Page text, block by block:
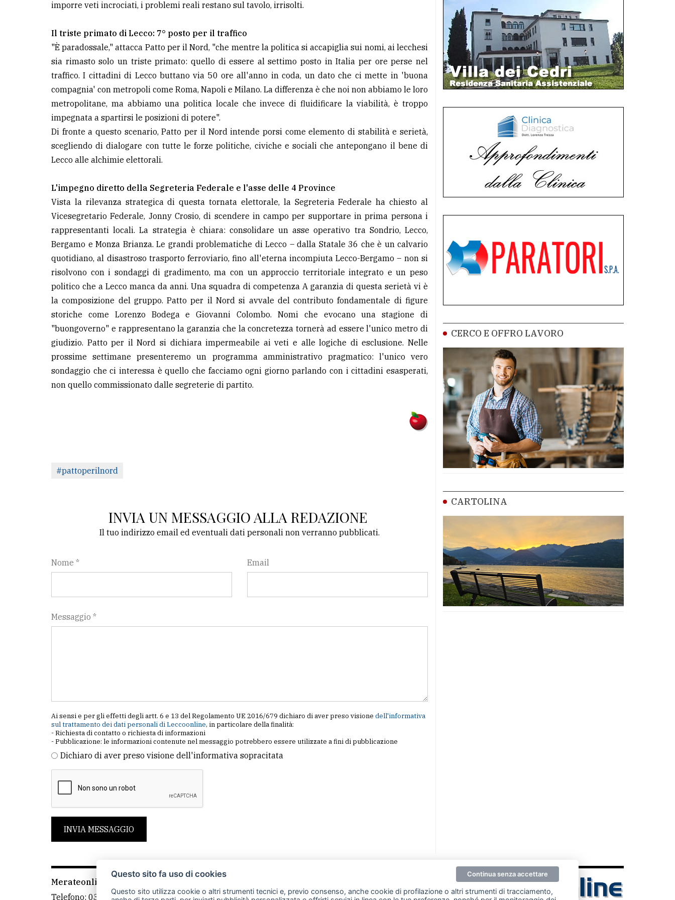
imporre veti incrociati, i problemi reali restano sul tavolo, irrisolti.
Il triste primato di Lecco: 7° posto per il traffico
"È paradossale," attacca Patto per il Nord, "che mentre la politica si accapiglia sui nomi, ai lecchesi
sia rimasto solo un triste primato: quello di essere al settimo posto in Italia per ore perse nel
traffico. I cittadini di Lecco buttano via 50 ore all'anno in coda, un dato che ci mette in 'buona
compagnia' con metropoli come Roma, Napoli e Milano. La differenza è che noi non abbiamo le loro
metropolitane, ma abbiamo una politica locale che invece di fluidificare la viabilità, è troppo
impegnata a spartirsi le posizioni di potere".
Di fronte a questo scenario, Patto per il Nord intende porsi come elemento di stabilità e serietà,
scegliendo di dialogare con tutte le forze politiche, civiche e sociali che antepongano il bene di
Lecco alle alchimie elettorali.
L'impegno diretto della Segreteria Federale e l'asse delle 4 Province
Vista la rilevanza strategica di questa tornata elettorale, la Segreteria Federale ha chiesto al
Vicesegretario Federale, Jonny Crosio, di scendere in campo per supportare in prima persona i
rappresentanti locali. La strategia è chiara: consolidare un asse operativo tra Sondrio, Lecco,
Bergamo e Monza Brianza. Le grandi problematiche di Lecco – dalla Statale 36 che è un calvario
quotidiano, al disastroso trasporto ferroviario, fino all'eterna incompiuta Lecco-Bergamo – non si
risolvono con i sondaggi di gradimento, ma con un approccio territoriale integrato e un peso
politico che a Lecco manca da anni. Una squadra di competenza A garanzia di questa serietà vi è
la composizione del gruppo. Patto per il Nord si avvale del contributo fondamentale di figure
storiche come Lorenzo Bodega e Giovanni Colombo. Nomi che evocano una stagione di
"buongoverno" e rappresentano la garanzia che la concretezza tornerà ad essere l'unico metro di
giudizio. Patto per il Nord si dichiara impermeabile ai veti e alle logiche di esclusione. Nelle
prossime settimane presenteremo un programma amministrativo pragmatico: l'unico vero
sondaggio che ci interessa è quello che facciamo ogni giorno parlando con i cittadini esasperati,
non quello commissionato dalle segreterie di partito.
#pattoperilnord
INVIA UN MESSAGGIO ALLA REDAZIONE
Il tuo indirizzo email ed eventuali dati personali non verranno pubblicati.
Nome * Email
Messaggio *
Ai sensi e per gli effetti degli artt. 6 e 13 del Regolamento UE 2016/679 dichiaro di aver preso visione dell'informativa
sul trattamento dei dati personali di Leccoonline, in particolare della finalità:
- Richiesta di contatto o richiesta di informazioni
- Pubblicazione: le informazioni contenute nel messaggio potrebbero essere utilizzate a fini di pubblicazione
Dichiaro di aver preso visione dell'informativa sopracitata
INVIA MESSAGGIO
CERCO E OFFRO LAVORO
CARTOLINA
Merateonline S.r.l.
Telefono: 039 9902881- Whatsapp: 351 3481257 - E-mail: redazione@leccoonline.com
Questo sito fa uso di cookies
Questo sito utilizza cookie o altri strumenti tecnici e, previo consenso, anche cookie di profilazione o altri strumenti di tracciamento,
Continua senza accettare